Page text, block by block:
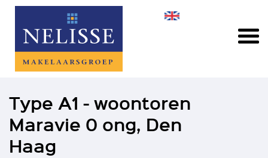
Type A1 - woontoren
Maravie 0 ong, Den
Haag